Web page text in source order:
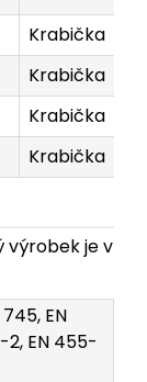
Krabička
Krabička
Krabička
Krabička
výrobek je v
EN
2, EN 455-